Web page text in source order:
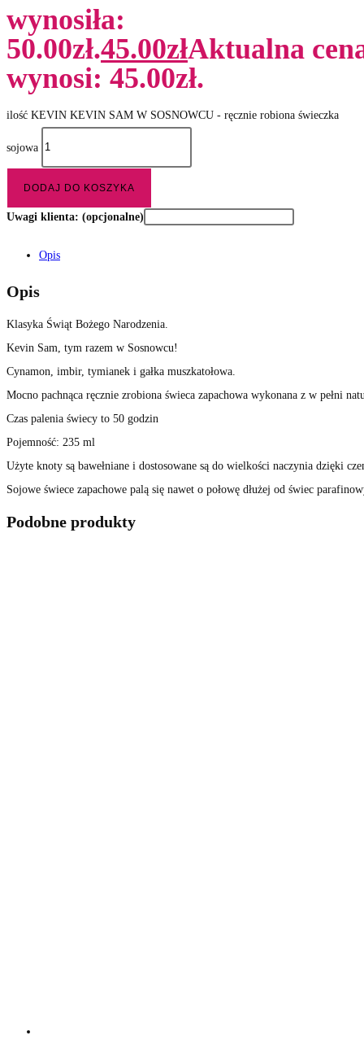
wynosiła:
50.00zł.45.00złAktualna
wynosi: 45.00zł.
ilość KEVIN KEVIN SAM W SOSNOWCU - ręcznie robiona świeczka
sojowa
DODAJ DO KOSZYKA
Uwagi klienta: (opcjonalne)
Opis
Opis
Klasyka Świąt Bożego Narodzenia.
Kevin Sam, tym razem w Sosnowcu!
Cynamon, imbir, tymianek i gałka muszkatołowa.
Mocno pachnąca ręcznie zrobiona świeca zapachowa wykonana z w pełni
Czas palenia świecy to 50 godzin
Pojemność: 235 ml
Użyte knoty są bawełniane i dostosowane są do wielkości naczynia dzięki
Sojowe świece zapachowe palą się nawet o połowę dłużej od świec
Podobne produkty